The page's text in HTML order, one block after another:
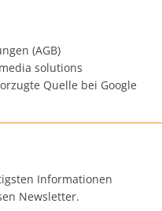
(AGB)
solutions
Quelle bei Google
Informationen
Newsletter.